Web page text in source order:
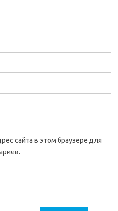
сайта в этом браузере для